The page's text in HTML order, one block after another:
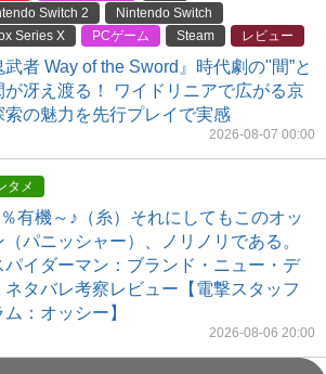
Switch 2
Nintendo Switch
Series X
PCゲーム Steam レビュー
武者 Way of the Sword』時代劇の"間”と
が冴え渡る！ ワイドリニアで広がる京
索の魅力を先行プレイで実感
2026-08-07 00:00
タメ
有機～♪（糸）それにしてもこのオッ
（パニッシャー）、ノリノリである。
パイダーマン：ブランド・ニュー・デ
ネタバレ考察レビュー【電撃スタッフ
ム：オッシー】
2026-08-06 20:00